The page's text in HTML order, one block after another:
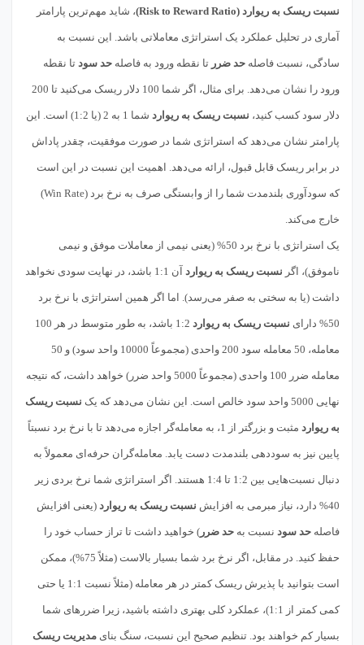
نسبت ریسک به ریوارد (Risk to Reward Ratio) ، شاید مهم‌ترین پارامتر
آماری در تحلیل عملکرد یک استراتژی معاملاتی باشد. این نسبت به
سادگی، نسبت فاصله حد ضرر تا نقطه ورود به فاصله حد سود تا نقطه
ورود را نشان می‌دهد. برای مثال، اگر شما 100 دلار ریسک می‌کنید تا 200
دلار سود کسب کنید، نسبت ریسک به ریوارد شما 1 به 2 (یا 1:2) است. این
پارامتر نشان می‌دهد که استراتژی شما در صورت موفقیت، چقدر پاداش
در برابر ریسک قابل قبول، ارائه می‌دهد. اهمیت این نسبت در این است
که سودآوری بلندمدت شما را از وابستگی صرف به نرخ برد (Win Rate)
خارج می‌کند.
یک استراتژی با نرخ برد 50% (یعنی نیمی از معاملات موفق و نیمی
ناموفق)، اگر نسبت ریسک به ریوارد آن 1:1 باشد، در نهایت سودی نخواهد
داشت (یا به سختی به صفر می‌رسد). اما اگر همین استراتژی با نرخ برد
50% دارای نسبت ریسک به ریوارد 1:2 باشد، به طور متوسط در هر 100
معامله، 50 معامله سود 200 واحدی (مجموعاً 10000 واحد سود) و 50
معامله ضرر 100 واحدی (مجموعاً 5000 واحد ضرر) خواهد داشت، که نتیجه
نهایی 5000 واحد سود خالص است. این نشان می‌دهد که یک نسبت ریسک
به ریوارد مثبت و بزرگتر از 1، به معامله‌گر اجازه می‌دهد تا با نرخ برد نسبتاً
پایین نیز به سوددهی بلندمدت دست یابد. معامله‌گران حرفه‌ای معمولاً به
دنبال نسبت‌هایی بین 1:2 تا 1:4 هستند. اگر استراتژی شما نرخ بردی زیر
40% دارد، نیاز مبرمی به افزایش نسبت ریسک به ریوارد (یعنی افزایش
فاصله حد سود نسبت به حد ضرر ) خواهید داشت تا تراز حساب خود را
حفظ کنید. در مقابل، اگر نرخ برد شما بسیار بالاست (مثلاً 75%)، ممکن
است بتوانید با پذیرش ریسک کمتر در هر معامله (مثلاً نسبت 1:1 یا حتی
کمی کمتر از 1:1)، عملکرد کلی بهتری داشته باشید، زیرا ضررهای شما
بسیار کم خواهند بود. تنظیم صحیح این نسبت، سنگ بنای مدیریت ریسک